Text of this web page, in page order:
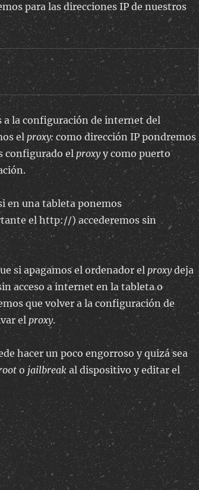
para las direcciones IP de nuestros
a la configuración de internet del
elproxy:como dirección IP pondremos
configurado elproxyy como puerto
en una tableta ponemos
el http://) accederemos sin
si apagamos el ordenador el proxydeja
acceso a internet en la tableta o
que volver a la configuración de
elproxy.
hacer un poco engorroso y quizá sea
ojailbreakal dispositivo y editar el